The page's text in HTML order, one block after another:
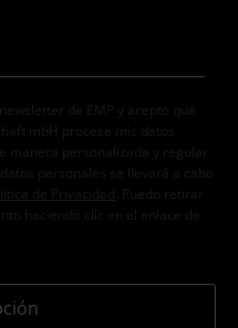
de EMP y acepto que
mbH procese mis datos
manera personalizada y regular
personales se llevará a cabo
de Privacidad . Puedo retirar
haciendo clic en el enlace de